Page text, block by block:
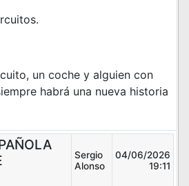
un coche y alguien con
habrá una nueva historia
Sergio
Alonso
04/06/2026
19:11